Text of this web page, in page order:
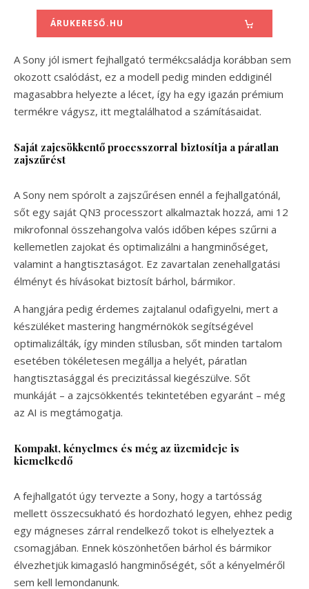
ÁRUKERESŐ.HU
A Sony jól ismert fejhallgató termékcsaládja korábban sem
okozott csalódást, ez a modell pedig minden eddiginél
magasabbra helyezte a lécet, így ha egy igazán prémium
termékre vágysz, itt megtalálhatod a számításaidat.
Saját zajcsökkentő processzorral biztosítja a páratlan
zajszűrést
A Sony nem spórolt a zajszűrésen ennél a fejhallgatónál,
sőt egy saját QN3 processzort alkalmaztak hozzá, ami 12
mikrofonnal összehangolva valós időben képes szűrni a
kellemetlen zajokat és optimalizálni a hangminőséget,
valamint a hangtisztaságot. Ez zavartalan zenehallgatási
élményt és hívásokat biztosít bárhol, bármikor.
A hangjára pedig érdemes zajtalanul odafigyelni, mert a
készüléket mastering hangmérnökök segítségével
optimalizálták, így minden stílusban, sőt minden tartalom
esetében tökéletesen megállja a helyét, páratlan
hangtisztasággal és precizitással kiegészülve. Sőt
munkáját – a zajcsökkentés tekintetében egyaránt – még
az AI is megtámogatja.
Kompakt, kényelmes és még az üzemideje is
kiemelkedő
A fejhallgatót úgy tervezte a Sony, hogy a tartósság
mellett összecsukható és hordozható legyen, ehhez pedig
egy mágneses zárral rendelkező tokot is elhelyeztek a
csomagjában. Ennek köszönhetően bárhol és bármikor
élvezhetjük kimagasló hangminőségét, sőt a kényelméről
sem kell lemondanunk.